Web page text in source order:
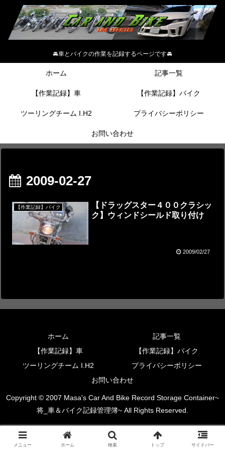
🚘車とバイクの作業を記録するページです🚘
ホーム 記事一覧
【作業記録】車 【作業記録】バイク
ツーリングチーム I.H2 プライバシーポリシー
お問い合わせ
2009-02-27
【作業記録】バイク
【ドラッグスター４００クラシッ
ク】ウィンドシールド取り付け
2009/02/27
ホーム
記事一覧
【作業記録】車
【作業記録】バイク
ツーリングチーム I.H2
プライバシーポリシー
お問い合わせ
Copyright © 2007 Masa's Car And Bike Record Storage Container~
将_車＆バイク記録管理簿~ All Rights Reserved.
メニュー ホーム 検索 トップ サイドバー